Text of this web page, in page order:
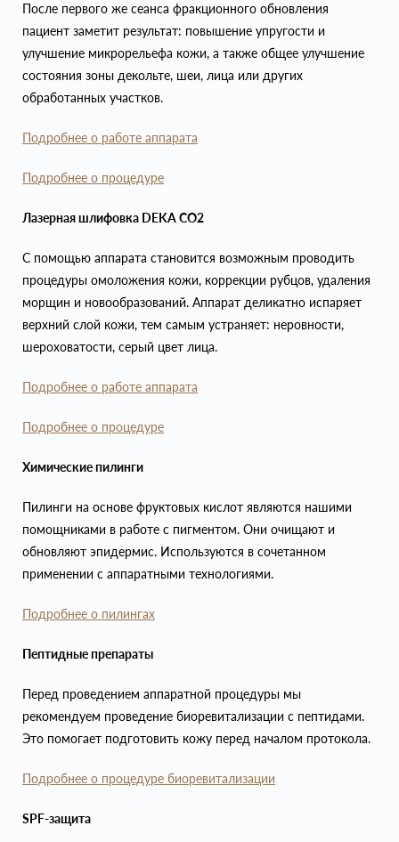
После первого же сеанса фракционного обновления
пациент заметит результат: повышение упругости и
улучшение микрорельефа кожи, а также общее улучшение
состояния зоны декольте, шеи, лица или других
обработанных участков.
Подробнее о работе аппарата
Подробнее о процедуре
Лазерная шлифовка DEKA CO2
С помощью аппарата становится возможным проводить
процедуры омоложения кожи, коррекции рубцов, удаления
морщин и новообразований. Аппарат деликатно испаряет
верхний слой кожи, тем самым устраняет: неровности,
шероховатости, серый цвет лица.
Подробнее о работе аппарата
Подробнее о процедуре
Химические пилинги
Пилинги на основе фруктовых кислот являются нашими
помощниками в работе с пигментом. Они очищают и
обновляют эпидермис. Используются в сочетанном
применении с аппаратными технологиями.
Подробнее о пилингах
Пептидные препараты
Перед проведением аппаратной процедуры мы
рекомендуем проведение биоревитализации с пептидами.
Это помогает подготовить кожу перед началом протокола.
Подробнее о процедуре биоревитализации
SPF-защита